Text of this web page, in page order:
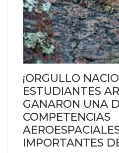
¡ORGULLO
ESTUDIANTES
GANARON UNA
COMPETENCIAS
IMPORTANTES